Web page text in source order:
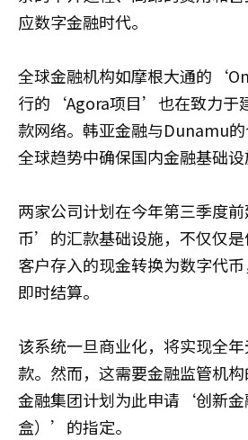
应数字金融时代。
全球金融机构如摩根大通的
行的‘Agora项目’也在致力于
款网络。韩亚金融与Dunamu
全球趋势中确保国内金融基础设
两家公司计划在今年第三季度
币’的汇款基础设施，不仅仅
客户存入的现金转换为数字代
即时结算。
该系统一旦商业化，将实现全
款。然而，这需要金融监管机
金融集团计划为此申请‘创新
盒）’的指定。